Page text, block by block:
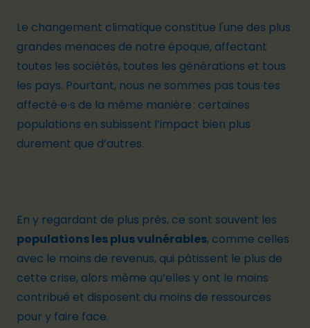
Le changement climatique constitue l'une des plus
grandes menaces de notre époque, affectant
toutes les sociétés, toutes les générations et tous
les pays. Pourtant, nous ne sommes pas tous∙tes
affecté∙e∙s de la même manière : certaines
populations en subissent l’impact bien plus
durement que d’autres.
En y regardant de plus près, ce sont souvent les
populations les plus vulnérables, comme celles
avec le moins de revenus, qui pâtissent le plus de
cette crise, alors même qu’elles y ont le moins
contribué et disposent du moins de ressources
pour y faire face.